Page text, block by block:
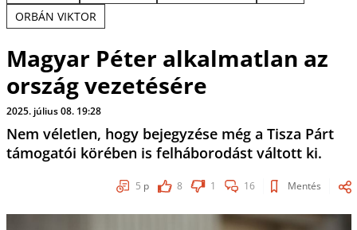
ORBÁN VIKTOR
Magyar Péter alkalmatlan az
ország vezetésére
2025. július 08. 19:28
Nem véletlen, hogy bejegyzése még a Tisza Párt
támogatói körében is felháborodást váltott ki.
5 p 8 1 16 Mentés